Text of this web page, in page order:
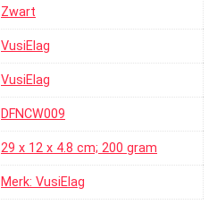
‎Zwart
‎VusiElag
‎VusiElag
‎DFNCW009
‎29 x 12 x 4.8 cm; 200 gram
Merk: VusiElag